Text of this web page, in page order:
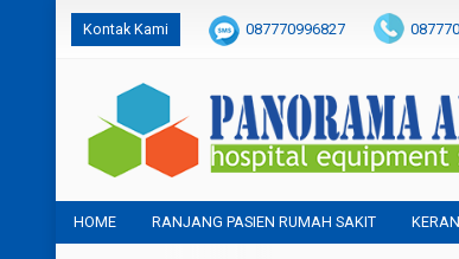
Kontak Kami 087770996827
HOME RANJANG PASIEN RUMAH SAKIT